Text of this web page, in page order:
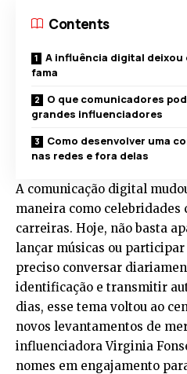
Contents
A influência digital deixou
fama
O que comunicadores
grandes influenciadores
Como desenvolver uma
nas redes e fora delas
A comunicação digital
maneira como celebridades
carreiras. Hoje, não basta
lançar músicas ou
preciso conversar
identificação e transmitir
dias, esse tema voltou ao
novos levantamentos de
influenciadora Virginia
nomes em engajamento